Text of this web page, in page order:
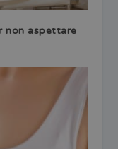
non aspettare